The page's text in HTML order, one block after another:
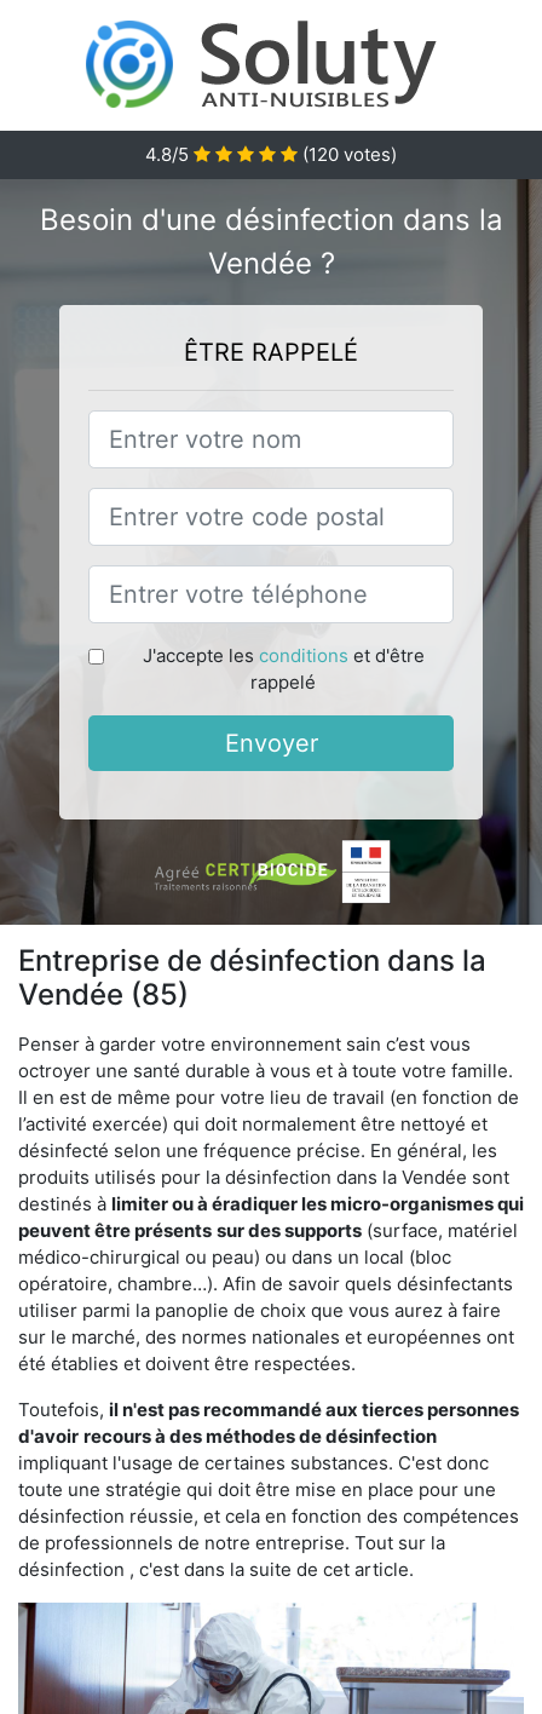
4.8/5 (120 votes)
Besoin d'une désinfection dans la
Vendée ?
ÊTRE RAPPELÉ
J'accepte les conditions et d'être
rappelé
Envoyer
Entreprise de désinfection dans la
Vendée (85)
Penser à garder votre environnement sain c’est vous
octroyer une santé durable à vous et à toute votre famille.
Il en est de même pour votre lieu de travail (en fonction de
l’activité exercée) qui doit normalement être nettoyé et
désinfecté selon une fréquence précise. En général, les
produits utilisés pour la désinfection dans la Vendée sont
destinés à limiter ou à éradiquer les micro-organismes qui
peuvent être présents sur des supports (surface, matériel
médico-chirurgical ou peau) ou dans un local (bloc
opératoire, chambre…). Afin de savoir quels désinfectants
utiliser parmi la panoplie de choix que vous aurez à faire
sur le marché, des normes nationales et européennes ont
été établies et doivent être respectées.
Toutefois, il n'est pas recommandé aux tierces personnes
d'avoir recours à des méthodes de désinfection
impliquant l'usage de certaines substances. C'est donc
toute une stratégie qui doit être mise en place pour une
désinfection réussie, et cela en fonction des compétences
de professionnels de notre entreprise. Tout sur la
désinfection , c'est dans la suite de cet article.